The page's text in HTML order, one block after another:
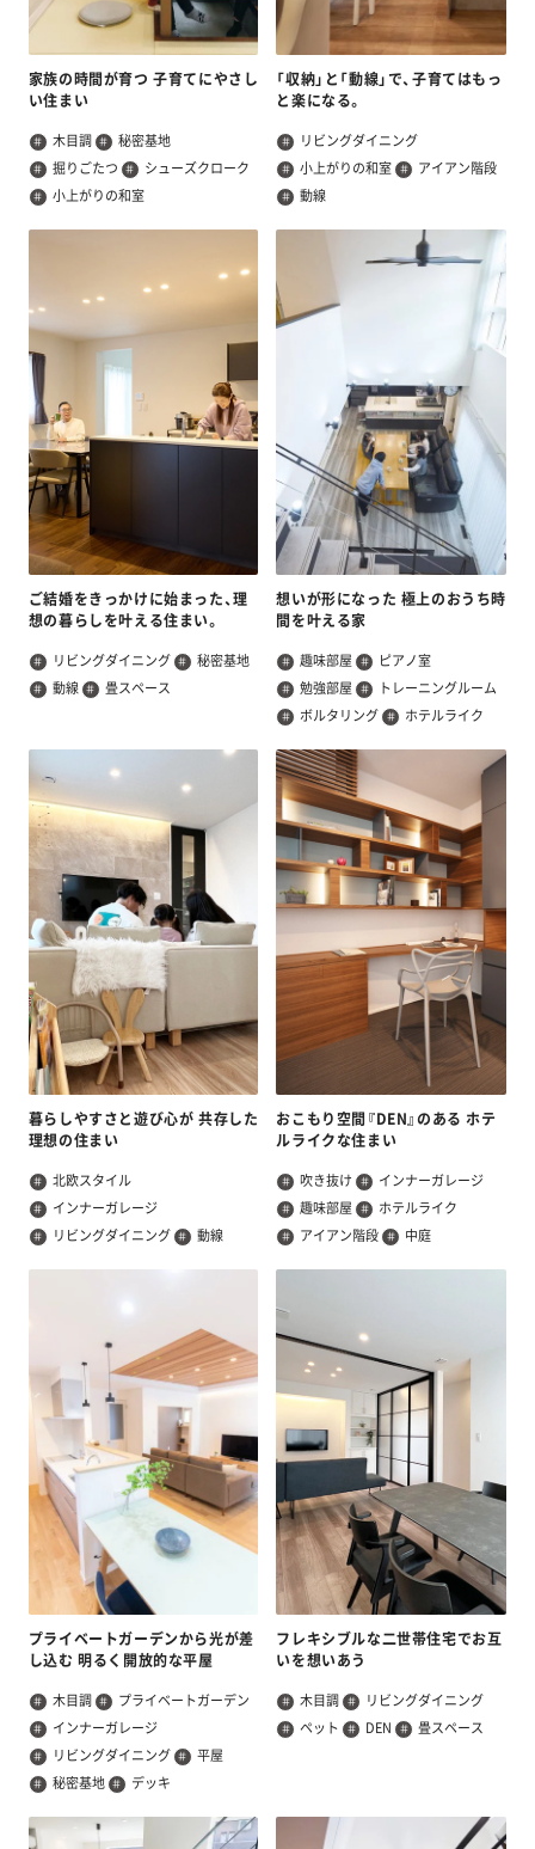
家族の時間が育つ 子育てにやさし
い住まい
木目調
秘密基地
掘りごたつ
シューズクローク
小上がりの和室
「収納」と「動線」で、子育てはもっ
と楽になる。
リビングダイニング
小上がりの和室
アイアン階段
動線
ご結婚をきっかけに始まった、理
想の暮らしを叶える住まい。
リビングダイニング
秘密基地
動線
畳スペース
想いが形になった 極上のおうち時
間を叶える家
趣味部屋
ピアノ室
勉強部屋
トレーニングルーム
ボルタリング
ホテルライク
暮らしやすさと遊び心が 共存した
理想の住まい
北欧スタイル
インナーガレージ
リビングダイニング
動線
おこもり空間『DEN』のある ホテ
ルライクな住まい
吹き抜け
インナーガレージ
趣味部屋
ホテルライク
アイアン階段
中庭
プライベートガーデンから光が差
し込む 明るく開放的な平屋
木目調
プライベートガーデン
インナーガレージ
リビングダイニング
平屋
秘密基地
デッキ
フレキシブルな二世帯住宅でお互
いを想いあう
木目調
リビングダイニング
ペット
DEN 畳スペース